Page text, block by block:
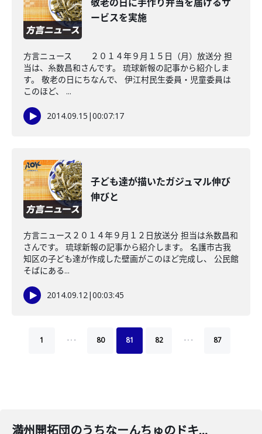
ービスを実施
方言ニュース ２０１４年９月１５日（月）放送分 担
当は、糸数昌和さんです。 琉球新報の記事から紹介しま
す。 敬老の日にちなんで、 伊江村民生委員・児童委員は
このほど、 ...
2014.09.15 |00:07:17
子ども達が描いたガジュマル伸び
伸びと
方言ニュース２０１４年９月１２日放送分 担当は糸数昌和
さんです。 琉球新報の記事から紹介します。 名護市古我
知区の子ども達が作成した壁画がこのほど完成し、 公民館
そばにある...
2014.09.12|00:03:45
1 … 80 81 82 … 87
満州開拓団のうちなーんちゅのドキュメンタリ－小説が県内の書店で販売される。